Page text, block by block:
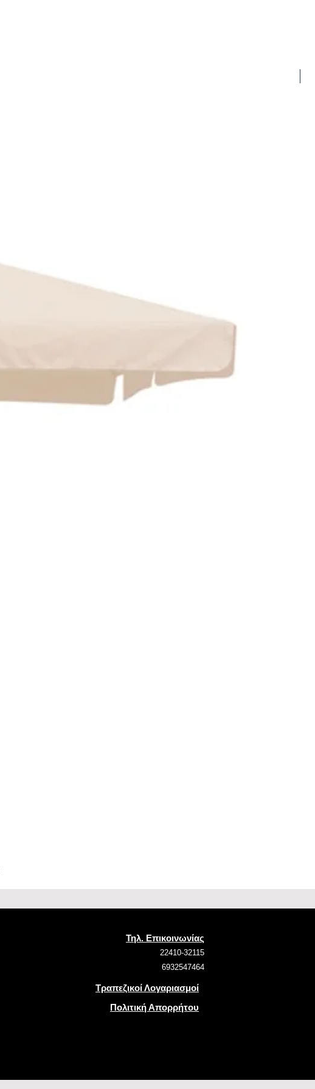
Τηλ. Επικοινωνίας
22410-32115
6932547464
Τραπεζικοί Λογαριασμοί
Πολιτική Απορρήτου